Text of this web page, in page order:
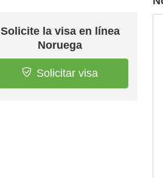
Solicite la visa en línea
Noruega
Solicitar visa